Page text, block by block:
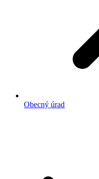
Obecný úrad